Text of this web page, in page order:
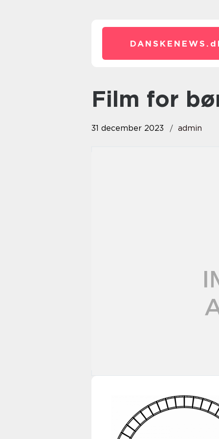
DANSKENEWS.
film for
31 december 2023 admin